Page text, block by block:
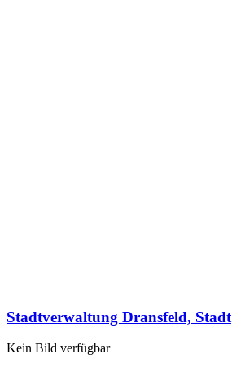
Stadtverwaltung Dransfeld, Stadt
Kein Bild verfügbar